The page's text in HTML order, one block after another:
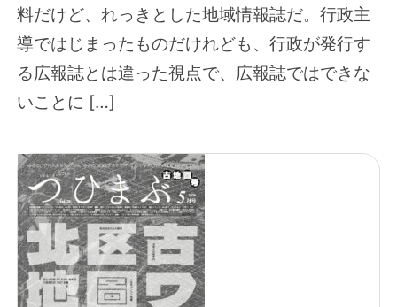
料だけど、れっきとした地域情報誌だ。行政主
導ではじまったものだけれども、行政が発行す
る広報誌とは違った視点で、広報誌ではできな
いことに […]